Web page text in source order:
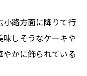
小路方面に降りて行
味しそうなケーキや
かに飾られている